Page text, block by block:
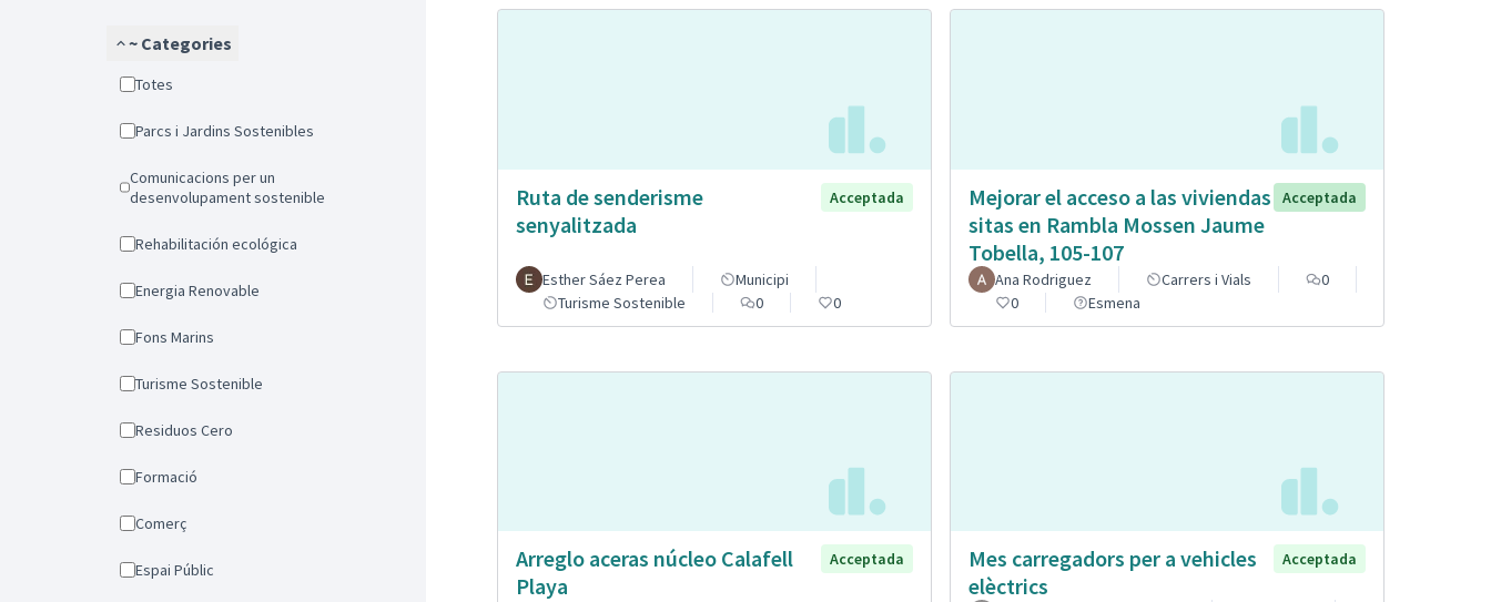
~ Categories
Totes
Parcs i Jardins Sostenibles
Comunicacions per un
desenvolupament sostenible
Rehabilitación ecológica
Energia Renovable
Fons Marins
Turisme Sostenible
Residuos Cero
Formació
Comerç
Espai Públic
Ruta de senderisme
senyalitzada
Acceptada
Esther Sáez Perea
Municipi
Turisme Sostenible
0 0
Mejorar el acceso a las viviendas
sitas en Rambla Mossen Jaume
Tobella, 105-107
Acceptada
Ana Rodriguez Carrers i Vials
0
0
Esmena
Arreglo aceras núcleo Calafell
Playa
Acceptada
Mes carregadors per a vehicles
elèctrics
Acceptada